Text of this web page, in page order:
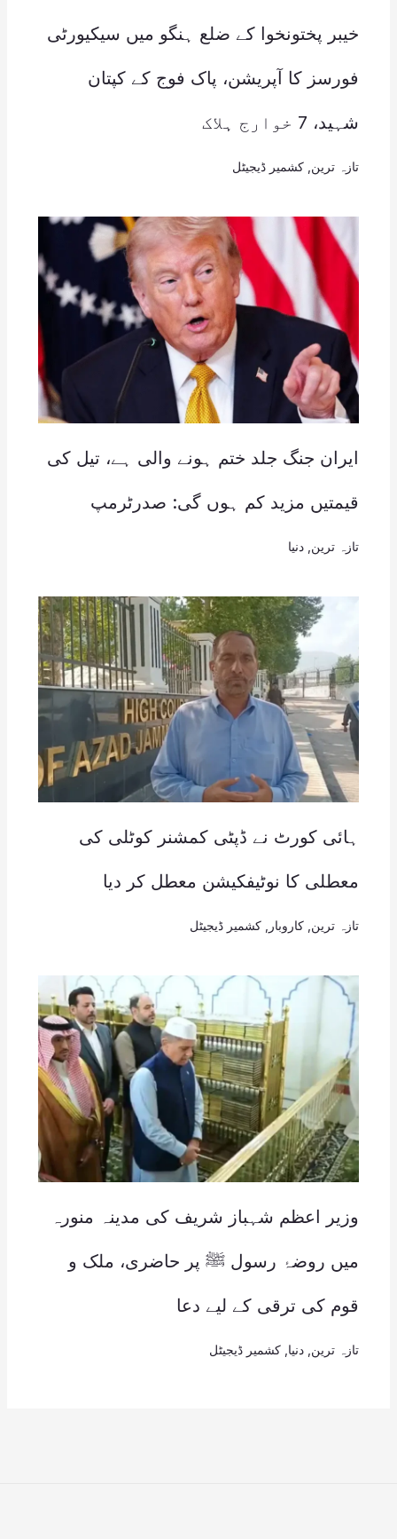
خیبر پختونخوا کے ضلع ہنگو میں سیکیورٹی
فورسز کا آپریشن، پاک فوج کے کپتان
شہید، 7 خوارج ہلاک
تازہ ترین کشمیر ڈیجیٹل
ایران جنگ جلد ختم ہونے والی ہے، تیل کی
قیمتیں مزید کم ہوں گی: صدرٹرمپ
تازہ ترین دنیا
ہائی کورٹ نے ڈپٹی کمشنر کوٹلی کی
معطلی کا نوٹیفکیشن معطل کر دیا
تازہ ترین کاروبار کشمیر ڈیجیٹل
وزیر اعظم شہباز شریف کی مدینہ منورہ
میں روضۂ رسول ﷺ پر حاضری، ملک و
قوم کی ترقی کے لیے دعا
تازہ ترین دنیا کشمیر ڈیجیٹل